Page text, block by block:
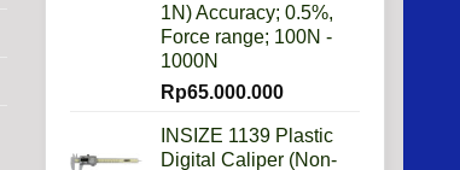
1N) Accuracy; 0.5%,
Force range; 100N -
1000N
Rp65.000.000
INSIZE 1139 Plastic
Digital Caliper (Non-